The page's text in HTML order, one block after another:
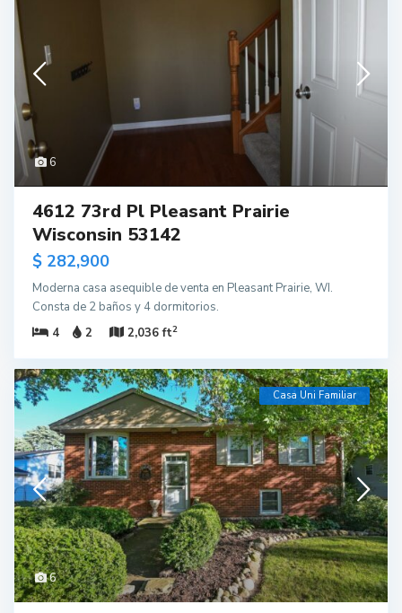
6
4612 73rd Pl Pleasant Prairie
Wisconsin 53142
$ 282,900
Moderna casa asequible de venta en Pleasant Prairie, WI.
Consta de 2 baños y 4 dormitorios.
4
2 2,036 ft2
6
Casa Uni Familiar